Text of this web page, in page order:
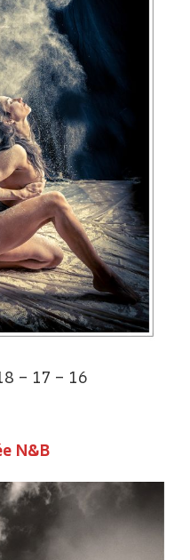
– 17 – 16
N&B